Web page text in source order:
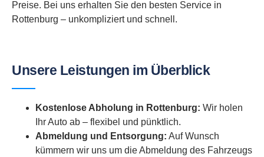
Preise. Bei uns erhalten Sie den besten Service in
Rottenburg – unkompliziert und schnell.
Unsere Leistungen im Überblick
Kostenlose Abholung in Rottenburg: Wir holen
Ihr Auto ab – flexibel und pünktlich.
Abmeldung und Entsorgung: Auf Wunsch
kümmern wir uns um die Abmeldung des Fahrzeugs